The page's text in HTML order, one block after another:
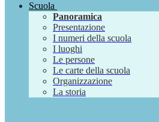
Scuola
Panoramica
Presentazione
I numeri della scuola
I luoghi
Le persone
Le carte della scuola
Organizzazione
La storia